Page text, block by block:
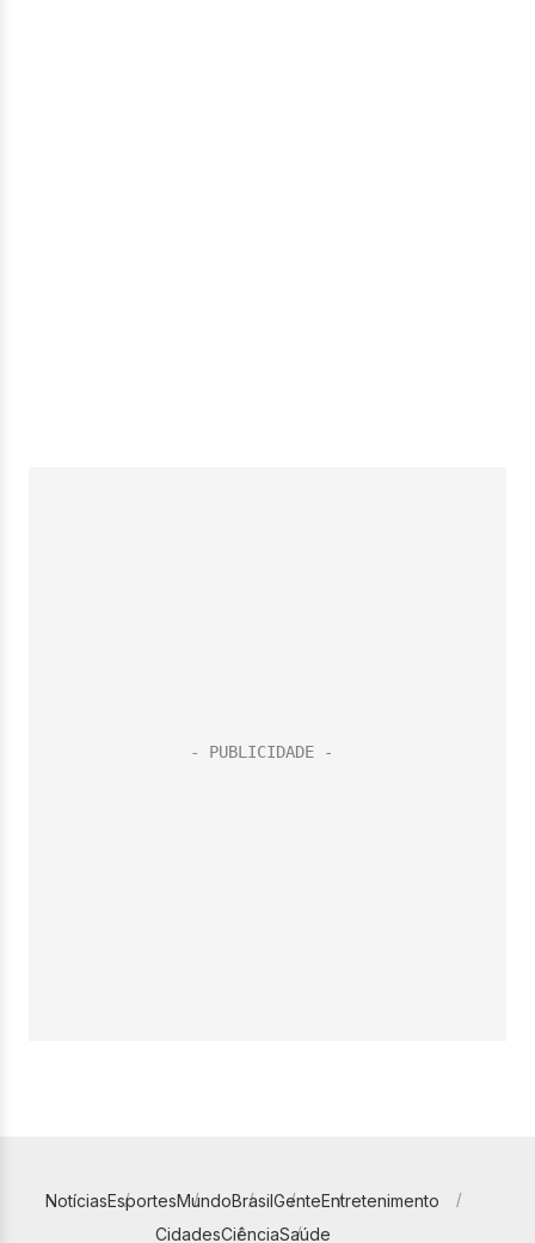
NotíciasEsportesMundoBrasilGenteEntretenimento
CidadesCiênciaSaúde